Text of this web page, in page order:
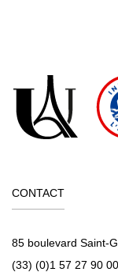
CONTACT
85 boulevard Saint-
(33) (0)1 57 27 90 00